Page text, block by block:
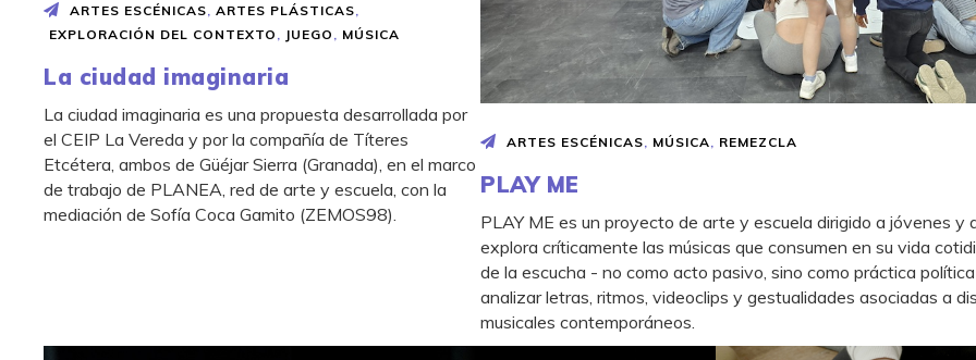
ARTES ESCÉNICAS ARTES PLÁSTICAS
EXPLORACIÓN DEL CONTEXTO
JUEGO MÚSICA
La ciudad imaginaria
La ciudad imaginaria es una propuesta desarrollada por
el CEIP La Vereda y por la compañía de Títeres
Etcétera, ambos de Güéjar Sierra (Granada), en el marco
de trabajo de PLANEA, red de arte y escuela, con la
mediación de Sofía Coca Gamito (ZEMOS98).
ARTES ESCÉNICAS MÚSICA REMEZCLA
PLAY ME
PLAY ME es un proyecto de arte y escuela dirigido a jóvenes y
explora críticamente las músicas que consumen en su vida
de la escucha - no como acto pasivo, sino como práctica
analizar letras, ritmos, videoclips y gestualidades asociadas a
musicales contemporáneos.